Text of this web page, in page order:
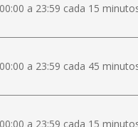
a 23:59 cada 15
a 23:59 cada 45
a 23:59 cada 15